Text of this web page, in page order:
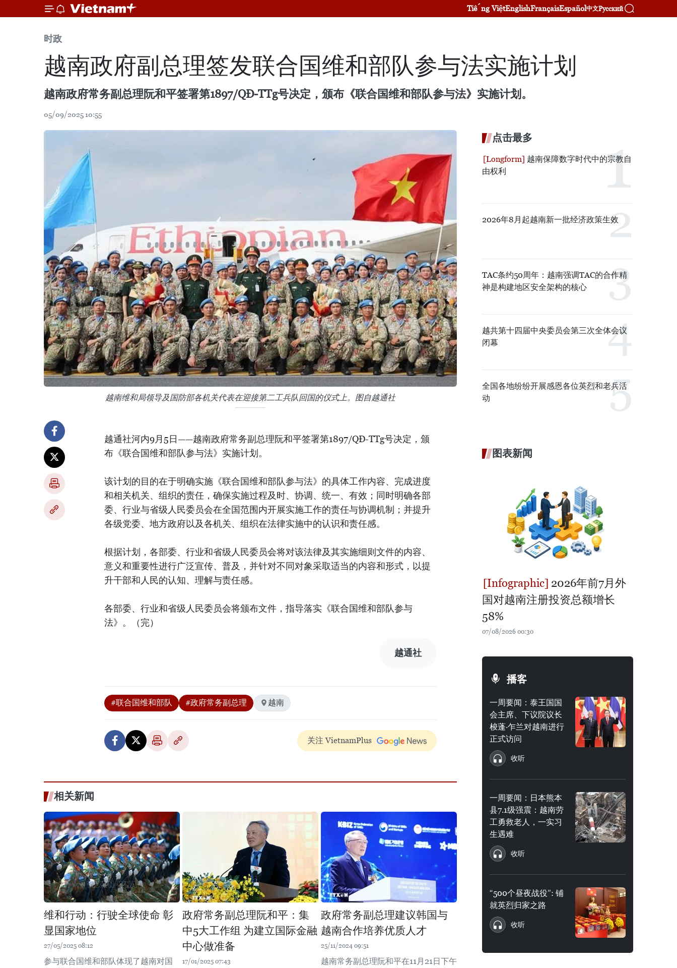
Tiếng ViệtEnglishFrançaisEspañol中文Русский
时政
越南政府副总理签发联合国维和部队参与法实施计划
越南政府常务副总理阮和平签署第1897/QĐ-TTg号决定，颁布《联合国维和部队参与法》实施计划。
05/09/2025 10:55
越南维和局领导及国防部各机关代表在迎接第二工兵队回国的仪式上。图自越通社
越通社河内9月5日——越南政府常务副总理阮和平签署第1897/QĐ-TTg号决定，颁
布《联合国维和部队参与法》实施计划。
该计划的目的在于明确实施《联合国维和部队参与法》的具体工作内容、完成进度
和相关机关、组织的责任，确保实施过程及时、协调、统一、有效；同时明确各部
委、行业与省级人民委员会在全国范围内开展实施工作的责任与协调机制；并提升
各级党委、地方政府以及各机关、组织在法律实施中的认识和责任感。
根据计划，各部委、行业和省级人民委员会将对该法律及其实施细则文件的内容、
意义和重要性进行广泛宣传、普及，并针对不同对象采取适当的内容和形式，以提
升干部和人民的认知、理解与责任感。
各部委、行业和省级人民委员会将颁布文件，指导落实《联合国维和部队参与
法》。（完）
越通社
#联合国维和部队 #政府常务副总理 越南
关注 VietnamPlus
相关新闻
维和行动：行驶全球使命 彰
显国家地位
27/05/2025 08:12
参与联合国维和部队体现了越南对国
政府常务副总理阮和平：集
中5大工作组 为建立国际金融
中心做准备
17/01/2025 07:43
政府常务副总理建议韩国与
越南合作培养优质人才
25/11/2024 09:51
越南常务副总理阮和平在11月21日下午
点击最多
越南保障数字时代中的宗教自
由权利
2026年8月起越南新一批经济政策生效
TAC条约50周年：越南强调TAC的合作精
神是构建地区安全架构的核心
越共第十四届中央委员会第三次全体会议
闭幕
全国各地纷纷开展感恩各位英烈和老兵活
动
图表新闻
2026年前7月外
国对越南注册投资总额增长
58%
07/08/2026 00:30
播客
一周要闻：泰王国国
会主席、下议院议长
梭蓬·乍兰对越南进行
正式访问
收听
一周要闻：日本熊本
县7.1级强震：越南劳
工勇救老人，一实习
生遇难
收听
“500个昼夜战役”: 铺
就英烈归家之路
收听